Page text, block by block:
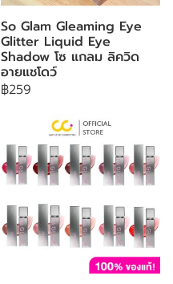
So Glam Gleaming Eye
Glitter Liquid Eye
Shadow โซ แกลม ลิควิด
อายแชโดว์
฿259